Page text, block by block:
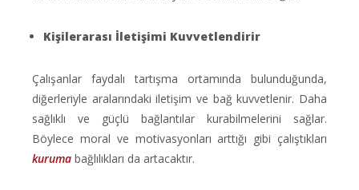
Kişilerarası İletişimi Kuvvetlendirir
Çalışanlar faydalı tartışma ortamında bulunduğunda,
diğerleriyle aralarındaki iletişim ve bağ kuvvetlenir. Daha
sağlıklı ve güçlü bağlantılar kurabilmelerini sağlar.
Böylece moral ve motivasyonları arttığı gibi çalıştıkları
kuruma bağlılıkları da artacaktır.